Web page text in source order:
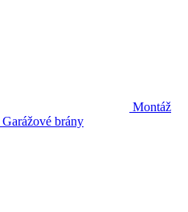
Montáž
Garážové brány